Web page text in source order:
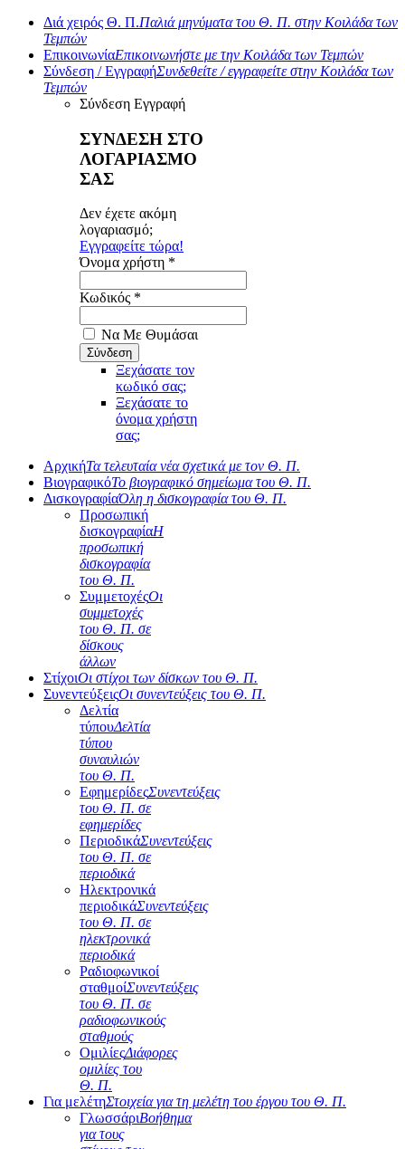
Διά χειρός Θ. Π.Παλιά μηνύματα του Θ. Π. στην Κοιλάδα των
Τεμπών
ΕπικοινωνίαΕπικοινωνήστε με την Κοιλάδα των Τεμπών
Σύνδεση / ΕγγραφήΣυνδεθείτε / εγγραφείτε στην Κοιλάδα των
Τεμπών
Σύνδεση Εγγραφή
ΣΥΝΔΕΣΗ ΣΤΟ
ΛΟΓΑΡΙΑΣΜΟ
ΣΑΣ
Δεν έχετε ακόμη
λογαριασμό;
Εγγραφείτε τώρα!
Όνομα χρήστη *
Κωδικός *
Να Με Θυμάσαι
Ξεχάσατε τον
κωδικό σας;
Ξεχάσατε το
όνομα χρήστη
σας;
ΑρχικήΤα τελευταία νέα σχετικά με τον Θ. Π.
ΒιογραφικόΤο βιογραφικό σημείωμα του Θ. Π.
ΔισκογραφίαΌλη η δισκογραφία του Θ. Π.
Προσωπική
δισκογραφίαΗ
προσωπική
δισκογραφία
του Θ. Π.
ΣυμμετοχέςΟι
συμμετοχές
του Θ. Π. σε
δίσκους
άλλων
ΣτίχοιΟι στίχοι των δίσκων του Θ. Π.
ΣυνεντεύξειςΟι συνεντεύξεις του Θ. Π.
Δελτία
τύπουΔελτία
τύπου
συναυλιών
του Θ. Π.
ΕφημερίδεςΣυνεντεύξεις
του Θ. Π. σε
εφημερίδες
ΠεριοδικάΣυνεντεύξεις
του Θ. Π. σε
περιοδικά
Ηλεκτρονικά
περιοδικάΣυνεντεύξεις
του Θ. Π. σε
ηλεκτρονικά
περιοδικά
Ραδιοφωνικοί
σταθμοίΣυνεντεύξεις
του Θ. Π. σε
ραδιοφωνικούς
σταθμούς
ΟμιλίεςΔιάφορες
ομιλίες του
Θ. Π.
Για μελέτηΣτοιχεία για τη μελέτη του έργου του Θ. Π.
ΓλωσσάριΒοήθημα
για τους